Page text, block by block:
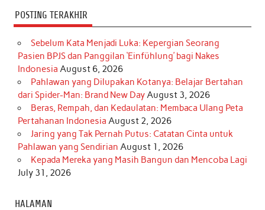
POSTING TERAKHIR
Sebelum Kata Menjadi Luka: Kepergian Seorang
Pasien BPJS dan Panggilan ‘Einfühlung’ bagi Nakes
Indonesia August 6, 2026
Pahlawan yang Dilupakan Kotanya: Belajar Bertahan
dari Spider-Man: Brand New Day August 3, 2026
Beras, Rempah, dan Kedaulatan: Membaca Ulang Peta
Pertahanan Indonesia August 2, 2026
Jaring yang Tak Pernah Putus: Catatan Cinta untuk
Pahlawan yang Sendirian August 1, 2026
Kepada Mereka yang Masih Bangun dan Mencoba Lagi
July 31, 2026
HALAMAN